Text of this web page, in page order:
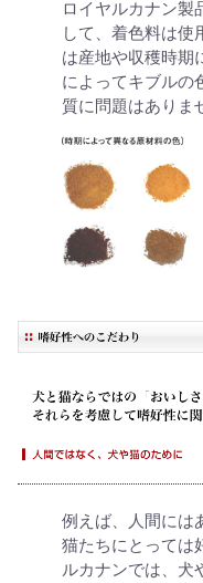
ロイヤルカナン製
して、着色料は使
は産地や収穫時期
によってキブルの
質に問題はありま
例えば、人間には
猫たちにとっては
ルカナンでは、犬